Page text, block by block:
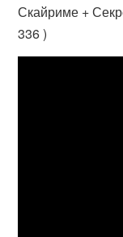
Скайриме +
336 )